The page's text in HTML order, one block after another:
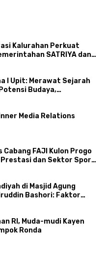
Kalurahan Perkuat
SATRIYA dan
I Upit: Merawat Sejarah
Budaya,
Media Relations
FAJI Kulon Progo
dan Sektor Sport
di Masjid Agung
Bashori: Faktor
RI, Muda-mudi Kayen
Ronda